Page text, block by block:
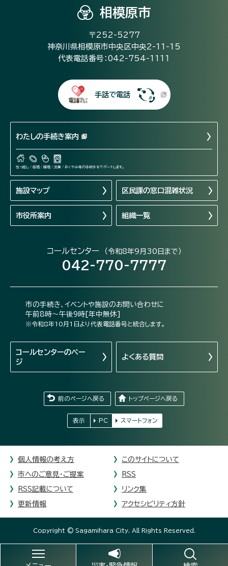
相模原市
〒252-5277
神奈川県相模原市中央区中央2-11-15
代表電話番号：042-754-1111
手話で電話
わたしの手続き案内
引っ越し / 結婚 / 離婚 / 出産 / おくやみ等の手続きをサポートします。
施設マップ 区民課の窓口混雑状況
市役所案内 組織一覧
コールセンター （令和8年9月30日まで）
042-770-7777
市の手続き、イベントや施設のお問い合わせに
午前8時～午後9時[年中無休]
※令和8年10月1日より代表電話番号と統合します。
コールセンターのペー
ジ
よくある質問
前のページへ戻る トップページへ戻る
表示 PC スマートフォン
個人情報の考え方 このサイトについて
市へのご意見・ご提案 RSS
RSS記載について リンク集
更新情報 アクセシビリティ方針
Copyright © Sagamihara City. All Rights Reserved.